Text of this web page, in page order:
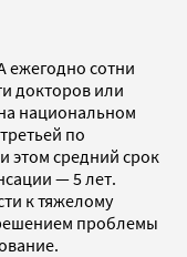
ежегодно сотни
докторов или
национальном
по
этом средний срок
— 5 лет.
к тяжелому
проблемы